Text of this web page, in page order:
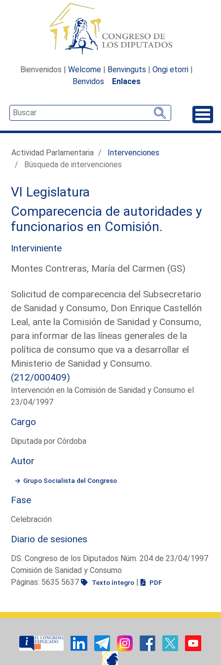
Bienvenidos | Welcome | Benvinguts | Ongi etorri |
Benvidos
Enlaces
Actividad Parlamentaria
Intervenciones
Búsqueda de intervenciones
VI Legislatura
Comparecencia de autoridades y
funcionarios en Comisión.
Interviniente
Montes Contreras, María del Carmen (GS)
Solicitud de comparecencia del Subsecretario
de Sanidad y Consumo, Don Enrique Castellón
Leal, ante la Comisión de Sanidad y Consumo,
para informar de las líneas generales de la
política de consumo que va a desarrollar el
Ministerio de Sanidad y Consumo.
(212/000409)
Intervención en la Comisión de Sanidad y Consumo el
23/04/1997
Cargo
Diputada por Córdoba
Autor
Grupo Socialista del Congreso
Fase
Celebración
Diario de sesiones
DS. Congreso de los Diputados Núm. 204 de 23/04/1997
Comisión de Sanidad y Consumo
Páginas: 5635 5637
Texto íntegro | PDF